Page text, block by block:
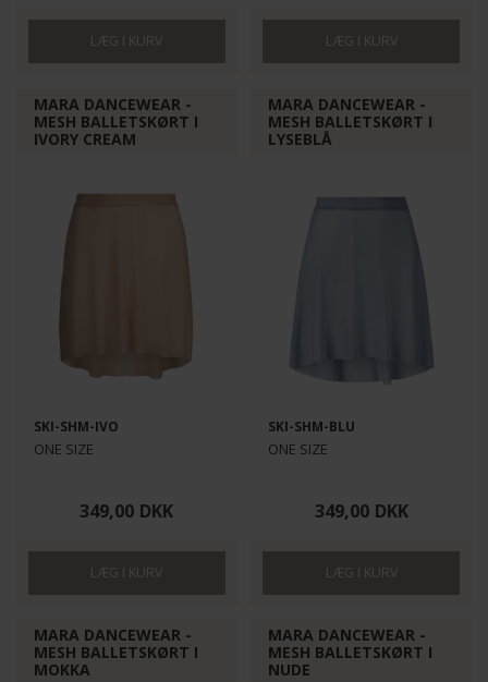
MARA DANCEWEAR -
MESH BALLETSKØRT I
IVORY CREAM
SKI-SHM-IVO
ONE SIZE
349,00 DKK
MARA DANCEWEAR -
MESH BALLETSKØRT I
LYSEBLÅ
SKI-SHM-BLU
ONE SIZE
349,00 DKK
MARA DANCEWEAR -
MESH BALLETSKØRT I
MOKKA
MARA DANCEWEAR -
MESH BALLETSKØRT I
NUDE